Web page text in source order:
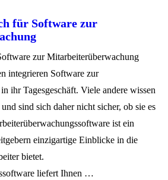
für Software zur
zur Mitarbeiterüberwachung
integrieren Software zur
ihr Tagesgeschäft. Viele andere wissen
sind sich daher nicht sicher, ob sie es
ist ein
einzigartige Einblicke in die
bietet.
liefert Ihnen …